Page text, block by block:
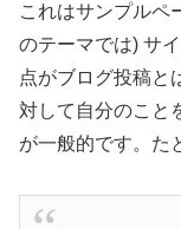
これはサンプルペ
のテーマでは) サ
点がブログ投稿と
対して自分のこと
が一般的です。た